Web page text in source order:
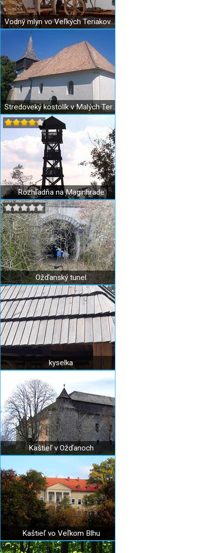
Vodný mlyn vo Veľkých Teriakovciach
Stredoveký kostolík v Malých Teriakovciach
Rozhľadňa na Maginhrade
Ožďanský tunel
kyselka
Kaštieľ v Ožďanoch
Kaštieľ vo Veľkom Blhu